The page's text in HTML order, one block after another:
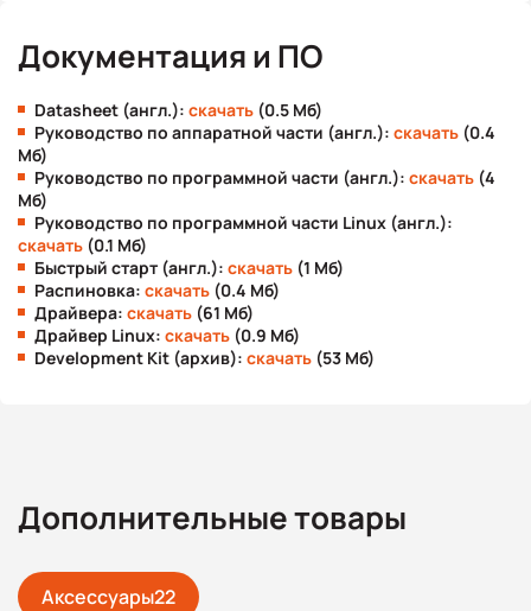
Документация и ПО
Datasheet (англ.): скачать (0.5 Мб)
Руководство по аппаратной части (англ.): скачать (0.4
Мб)
Руководство по программной части (англ.): скачать (4
Мб)
Руководство по программной части Linux (англ.):
скачать (0.1 Мб)
Быстрый старт (англ.): скачать (1 Мб)
Распиновка: скачать (0.4 Мб)
Драйвера: скачать (61 Мб)
Драйвер Linux: скачать (0.9 Мб)
Development Kit (архив): скачать (53 Мб)
Дополнительные товары
Аксессуары22